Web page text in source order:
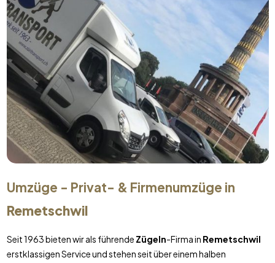
Umzüge - Privat- & Firmenumzüge in
Remetschwil
Seit 1963 bieten wir als führende Zügeln-Firma in Remetschwil
erstklassigen Service und stehen seit über einem halben